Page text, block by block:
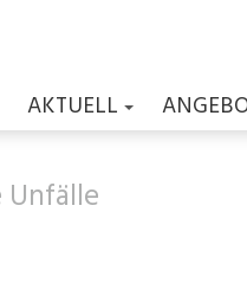
AKTUELL